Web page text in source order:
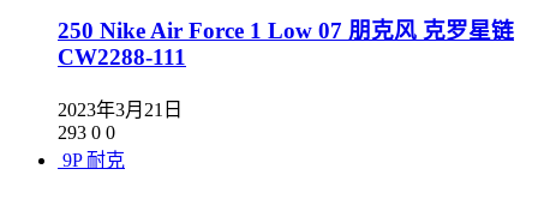
250 Nike Air Force 1 Low 07 朋克风 克罗星链
CW2288-111
2023年3月21日
293 0 0
9P 耐克